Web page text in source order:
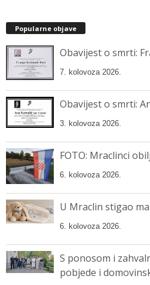
Popularne objave
Obavijest o smrti:
7. kolovoza 2026.
Obavijest o smrti:
3. kolovoza 2026.
FOTO: Mraclinci
6. kolovoza 2026.
U Mraclin stigao
6. kolovoza 2026.
S ponosom i
pobjede i